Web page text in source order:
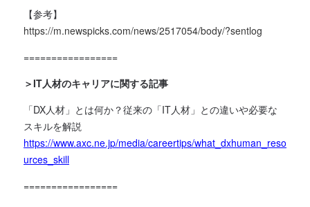
【参考】
https://m.newspicks.com/news/2517054/body/?sentlog
=================
＞IT人材のキャリアに関する記事
「DX人材」とは何か？従来の「IT人材」との違いや必要な
スキルを解説
https://www.axc.ne.jp/media/careertips/what_dxhuman_reso
urces_skill
=================